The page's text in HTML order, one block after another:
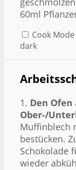
60ml
Cook Mode
dark
1. Den Ofen
Ober-/
Muffinblech
bestücken.
Schokolade
wieder